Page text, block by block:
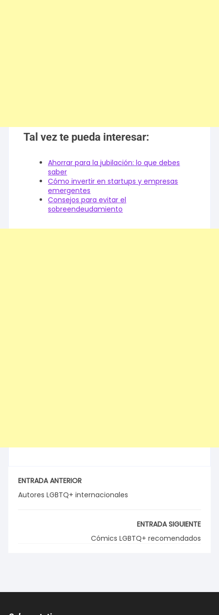
Tal vez te pueda interesar:
Ahorrar para la jubilación: lo que debes
saber
Cómo invertir en startups y empresas
emergentes
Consejos para evitar el
sobreendeudamiento
ENTRADA ANTERIOR
Autores LGBTQ+ internacionales
ENTRADA SIGUIENTE
Cómics LGBTQ+ recomendados